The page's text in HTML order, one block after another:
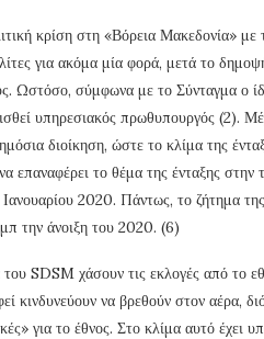
κρίση στη «Βόρεια Μακεδονία»
για ακόμα μία φορά, μετά το
Ωστόσο, σύμφωνα με το Σύνταγμα ο
υπηρεσιακός πρωθυπουργός (2).
διοίκηση, ώστε το κλίμα της
επαναφέρει το θέμα της ένταξης
2020. Πάντως, το ζήτημα
την άνοιξη του 2020. (6)
SDSM χάσουν τις εκλογές από το
κινδυνεύουν να βρεθούν στον αέρα,
για το έθνος. Στο κλίμα αυτό έχει